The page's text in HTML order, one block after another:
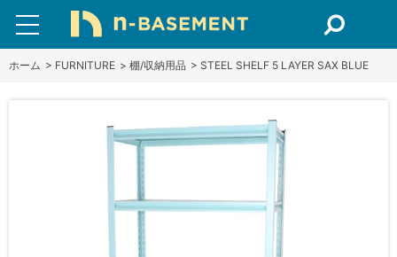
ホーム > FURNITURE > 棚/収納用品 > STEEL SHELF 5 LAYER SAX BLUE